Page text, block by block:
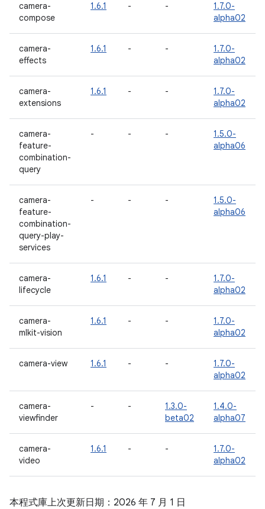
camera-
compose
1.6.1 - -
1.7.0-
alpha02
camera-
effects
1.6.1 - -
1.7.0-
alpha02
camera-
extensions
1.6.1 - -
1.7.0-
alpha02
camera-
feature-
combination-
query
- - -
1.5.0-
alpha06
camera-
feature-
combination-
query-play-
services
- - -
1.5.0-
alpha06
camera-
lifecycle
1.6.1 - -
1.7.0-
alpha02
camera-
mlkit-vision
1.6.1 - -
1.7.0-
alpha02
camera-view 1.6.1 - -
1.7.0-
alpha02
camera-
viewfinder
- -
1.3.0-
beta02
1.4.0-
alpha07
camera-
video
1.6.1 - -
1.7.0-
alpha02
本程式庫上次更新日期：2026 年 7 月 1 日